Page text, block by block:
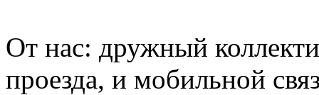
От нас: дружный
проезда, и мобильной